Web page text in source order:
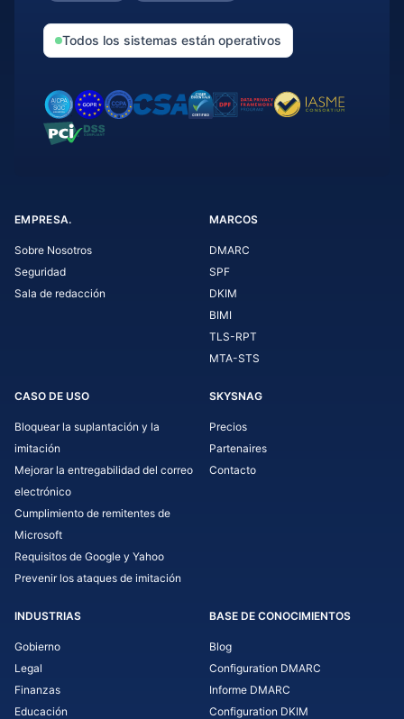
Todos los sistemas están operativos
EMPRESA.
Sobre Nosotros
Seguridad
Sala de redacción
MARCOS
DMARC
SPF
DKIM
BIMI
TLS-RPT
MTA-STS
CASO DE USO
Bloquear la suplantación y la
imitación
Mejorar la entregabilidad del correo
electrónico
Cumplimiento de remitentes de
Microsoft
Requisitos de Google y Yahoo
Prevenir los ataques de imitación
SKYSNAG
Precios
Partenaires
Contacto
INDUSTRIAS
Gobierno
Legal
Finanzas
Educación
BASE DE CONOCIMIENTOS
Blog
Configuration DMARC
Informe DMARC
Configuration DKIM